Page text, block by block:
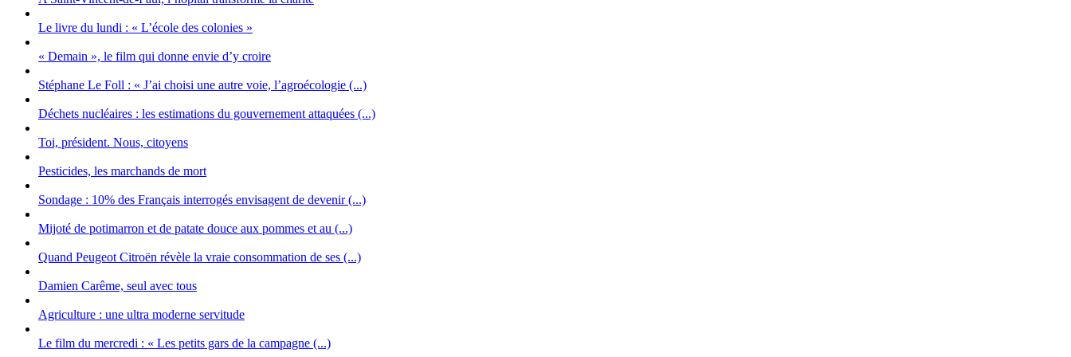
Le livre du lundi : « L’école des colonies »
« Demain », le film qui donne envie d’y croire
Stéphane Le Foll : « J’ai choisi une autre voie, l’agroécologie (...)
Déchets nucléaires : les estimations du gouvernement attaquées (...)
Toi, président. Nous, citoyens
Pesticides, les marchands de mort
Sondage : 10% des Français interrogés envisagent de devenir (...)
Mijoté de potimarron et de patate douce aux pommes et au (...)
Quand Peugeot Citroën révèle la vraie consommation de ses (...)
Damien Carême, seul avec tous
Agriculture : une ultra moderne servitude
Le film du mercredi : « Les petits gars de la campagne (...)